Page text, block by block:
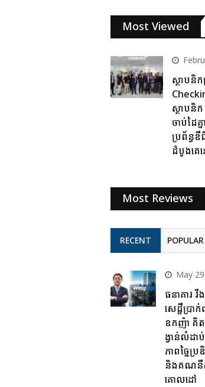
Most Viewed
ស្ថាបនិ
ស្ថាបនិក
ចាប់ដៃគ្
ប្រព័ន្ធ
ដំបូងគេ
Most Reviews
RECENT POPULAR
May
ធនាគារ
សេដ្ឋីប្រា
ឧកញ៉ា គិត
ង្វាន់លំដា
ភាពច្នៃប្
និងគណនី
គោលដៅ